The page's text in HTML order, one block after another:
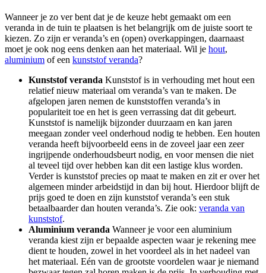
Wanneer je zo ver bent dat je de keuze hebt gemaakt om een
veranda in de tuin te plaatsen is het belangrijk om de juiste soort te
kiezen. Zo zijn er veranda’s en (open) overkappingen, daarnaast
moet je ook nog eens denken aan het materiaal. Wil je hout,
aluminium of een kunststof veranda?
Kunststof veranda Kunststof is in verhouding met hout een
relatief nieuw materiaal om veranda’s van te maken. De
afgelopen jaren nemen de kunststoffen veranda’s in
populariteit toe en het is geen verrassing dat dit gebeurt.
Kunststof is namelijk bijzonder duurzaam en kan jaren
meegaan zonder veel onderhoud nodig te hebben. Een houten
veranda heeft bijvoorbeeld eens in de zoveel jaar een zeer
ingrijpende onderhoudsbeurt nodig, en voor mensen die niet
al teveel tijd over hebben kan dit een lastige klus worden.
Verder is kunststof precies op maat te maken en zit er over het
algemeen minder arbeidstijd in dan bij hout. Hierdoor blijft de
prijs goed te doen en zijn kunststof veranda’s een stuk
betaalbaarder dan houten veranda’s. Zie ook: veranda van
kunststof.
Aluminium veranda Wanneer je voor een aluminium
veranda kiest zijn er bepaalde aspecten waar je rekening mee
dient te houden, zowel in het voordeel als in het nadeel van
het materiaal. Eén van de grootste voordelen waar je niemand